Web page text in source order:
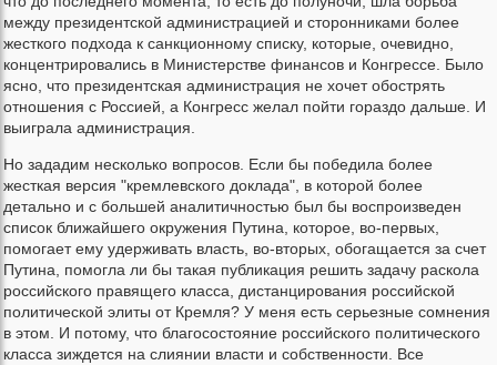
между президентской администрацией и сторонниками более
жесткого подхода к санкционному списку, которые, очевидно,
концентрировались в Министерстве финансов и Конгрессе. Было
ясно, что президентская администрация не хочет обострять
отношения с Россией, а Конгресс желал пойти гораздо дальше. И
выиграла администрация.
Но зададим несколько вопросов. Если бы победила более
жесткая версия "кремлевского доклада", в которой более
детально и с большей аналитичностью был бы воспроизведен
список ближайшего окружения Путина, которое, во-первых,
помогает ему удерживать власть, во-вторых, обогащается за счет
Путина, помогла ли бы такая публикация решить задачу раскола
российского правящего класса, дистанцирования российской
политической элиты от Кремля? У меня есть серьезные сомнения
в этом. И потому, что благосостояние российского политического
класса зиждется на слиянии власти и собственности. Все